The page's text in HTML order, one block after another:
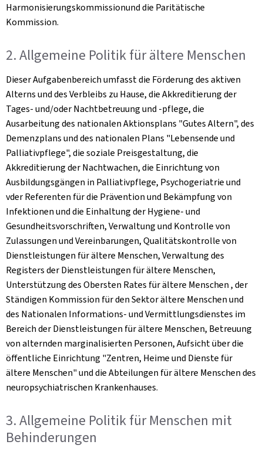
Harmonisierungskommissionund die Paritätische
Kommission.
2. Allgemeine Politik für ältere Menschen
Dieser Aufgabenbereich umfasst die Förderung des aktiven
Alterns und des Verbleibs zu Hause, die Akkreditierung der
Tages- und/oder Nachtbetreuung und -pflege, die
Ausarbeitung des nationalen Aktionsplans "Gutes Altern", des
Demenzplans und des nationalen Plans "Lebensende und
Palliativpflege", die soziale Preisgestaltung, die
Akkreditierung der Nachtwachen, die Einrichtung von
Ausbildungsgängen in Palliativpflege, Psychogeriatrie und
vder Referenten für die Prävention und Bekämpfung von
Infektionen und die Einhaltung der Hygiene- und
Gesundheitsvorschriften, Verwaltung und Kontrolle von
Zulassungen und Vereinbarungen, Qualitätskontrolle von
Dienstleistungen für ältere Menschen, Verwaltung des
Registers der Dienstleistungen für ältere Menschen,
Unterstützung des Obersten Rates für ältere Menschen , der
Ständigen Kommission für den Sektor ältere Menschen und
des Nationalen Informations- und Vermittlungsdienstes im
Bereich der Dienstleistungen für ältere Menschen, Betreuung
von alternden marginalisierten Personen, Aufsicht über die
öffentliche Einrichtung "Zentren, Heime und Dienste für
ältere Menschen" und die Abteilungen für ältere Menschen des
neuropsychiatrischen Krankenhauses.
3. Allgemeine Politik für Menschen mit
Behinderungen